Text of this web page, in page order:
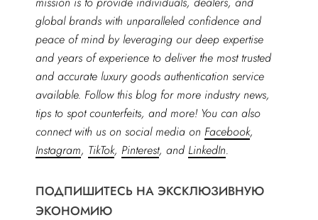
global brands with unparalleled confidence and
peace of mind by leveraging our deep expertise
and years of experience to deliver the most trusted
and accurate luxury goods authentication service
available. Follow this blog for more industry news,
tips to spot counterfeits, and more! You can also
connect with us on social media on Facebook,
Instagram, TikTok, Pinterest, and LinkedIn.
ПОДПИШИТЕСЬ НА ЭКСКЛЮЗИВНУЮ
ЭКОНОМИЮ